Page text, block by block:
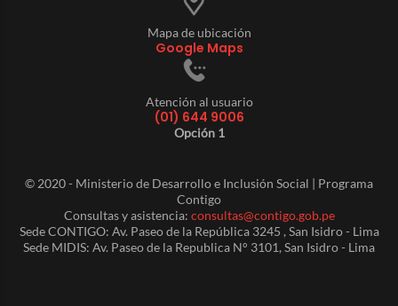
Mapa de ubicación
Google Maps
Atención al usuario
(01) 644 9006
Opción 1
© 2020 - Ministerio de Desarrollo e Inclusión Social | Programa
Contigo
Consultas y asistencia: consultas@contigo.gob.pe
Sede CONTIGO: Av. Paseo de la República 3245 , San Isidro - Lima
Sede MIDIS: Av. Paseo de la Republica N° 3101, San Isidro - Lima